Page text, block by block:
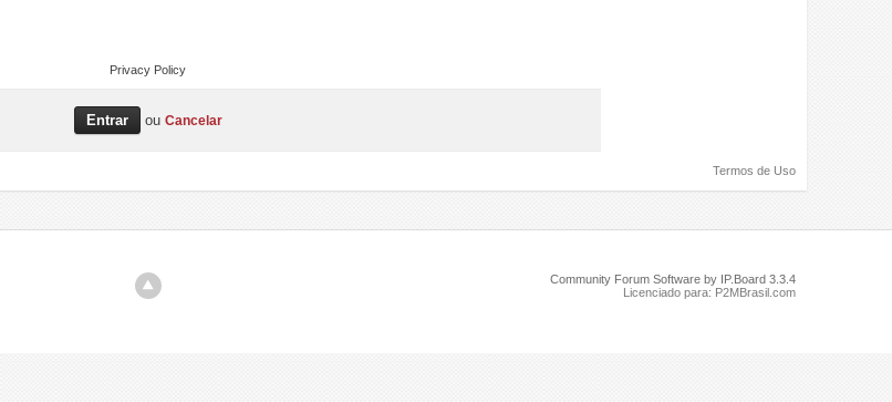
Privacy Policy
ou Cancelar
Termos de Uso
Community Forum Software by IP.Board 3.3.4
Licenciado para: P2MBrasil.com